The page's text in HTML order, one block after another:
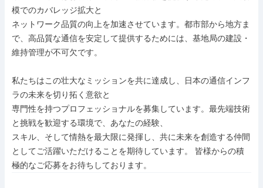
模でのカバレッジ拡大と
ネットワーク品質の向上を加速させています。都市部から地方ま
で、高品質な通信を安定して提供するためには、基地局の建設・
維持管理が不可欠です。
私たちはこの壮大なミッションを共に達成し、日本の通信インフ
ラの未来を切り拓く意欲と
専門性を持つプロフェッショナルを募集しています。最先端技術
と挑戦を歓迎する環境で、あなたの経験、
スキル、そして情熱を最大限に発揮し、共に未来を創造する仲間
としてご活躍いただけることを期待しています。 皆様からの積
極的なご応募をお待ちしております。